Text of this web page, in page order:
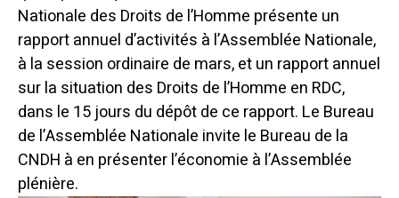
Nationale des Droits de l’Homme présente un
rapport annuel d’activités à l’Assemblée Nationale,
à la session ordinaire de mars, et un rapport annuel
sur la situation des Droits de l’Homme en RDC,
dans le 15 jours du dépôt de ce rapport. Le Bureau
de l’Assemblée Nationale invite le Bureau de la
CNDH à en présenter l’économie à l’Assemblée
plénière.